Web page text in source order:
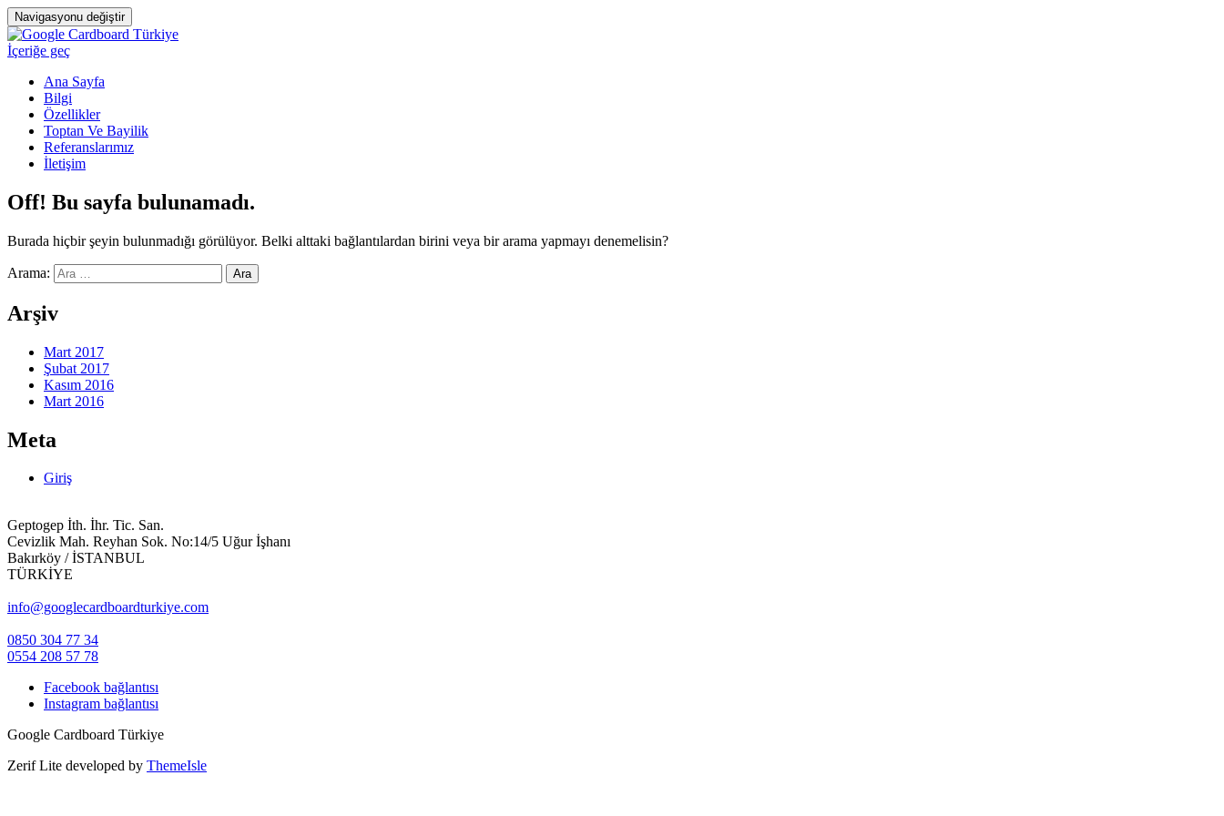
Navigasyonu değiştir
İçeriğe geç
Ana Sayfa
Bilgi
Özellikler
Toptan Ve Bayilik
Referanslarımız
İletişim
Off! Bu sayfa bulunamadı.
Burada hiçbir şeyin bulunmadığı görülüyor. Belki alttaki bağlantılardan birini veya bir arama yapmayı denemelisin?
Arama:
Arşiv
Mart 2017
Şubat 2017
Kasım 2016
Mart 2016
Meta
Giriş
Geptogep İth. İhr. Tic. San.
Cevizlik Mah. Reyhan Sok. No:14/5 Uğur İşhanı
Bakırköy / İSTANBUL
TÜRKİYE
info@googlecardboardturkiye.com
0850 304 77 34
0554 208 57 78
Facebook bağlantısı
Instagram bağlantısı
Google Cardboard Türkiye
Zerif Lite developed by ThemeIsle